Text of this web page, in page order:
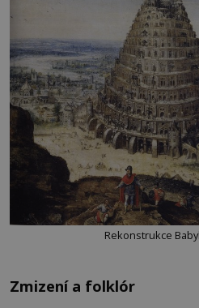
Rekonstrukce
Zmizení a folklór